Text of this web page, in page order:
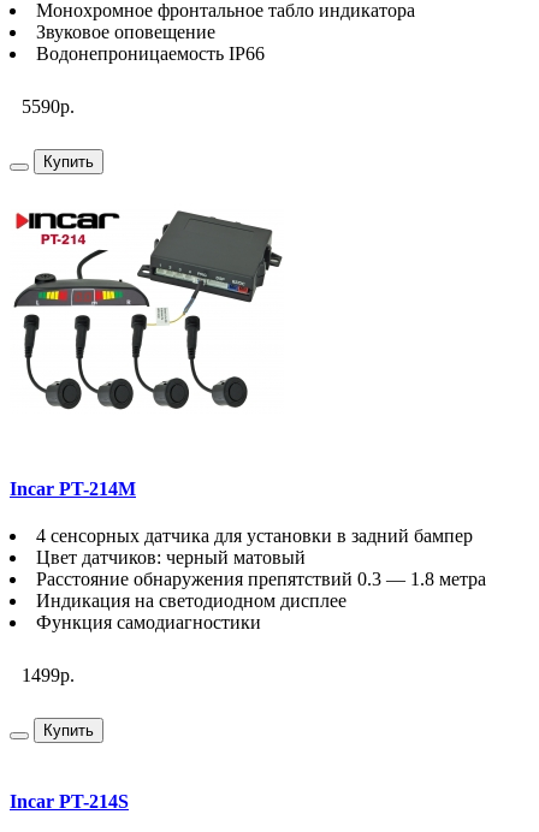
Монохромное фронтальное табло индикатора
Звуковое оповещение
Водонепроницаемость IP66
5590р.
Купить
Incar PT-214M
4 сенсорных датчика для установки в задний бампер
Цвет датчиков: черный матовый
Расстояние обнаружения препятствий 0.3 — 1.8 метра
Индикация на светодиодном дисплее
Функция самодиагностики
1499р.
Купить
Incar PT-214S